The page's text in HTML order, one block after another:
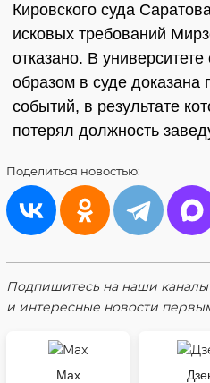
Кировского суда
исковых требований
отказано. В университете
образом в суде доказана
событий, в результате
потерял должность
Поделиться новостью:
Подпишитесь на наши
и интересные новости
Max